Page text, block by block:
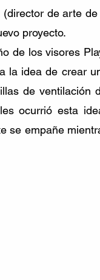
de arte
proyecto.
de los visores
la idea de crear
de ventilación
ocurrió esta
se empañe